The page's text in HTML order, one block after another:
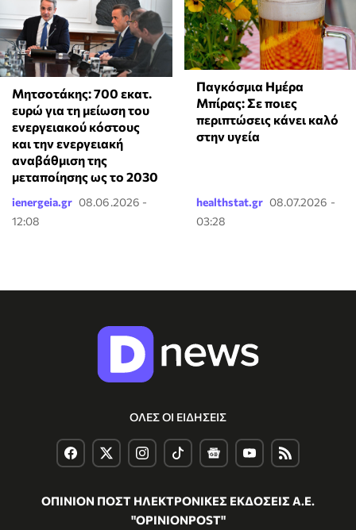
Μητσοτάκης: 700 εκατ.
ευρώ για τη μείωση του
ενεργειακού κόστους
και την ενεργειακή
αναβάθμιση της
μεταποίησης ως το 2030
ienergeia.gr 08.06.2026 -
12:08
Παγκόσμια Ημέρα
Μπίρας: Σε ποιες
περιπτώσεις κάνει καλό
στην υγεία
healthstat.gr 08.07.2026 -
03:28
ΟΛΕΣ ΟΙ ΕΙΔΗΣΕΙΣ
ΟΠΙΝΙΟΝ ΠΟΣΤ ΗΛΕΚΤΡΟΝΙΚΕΣ ΕΚΔΟΣΕΙΣ Α.Ε.
"OPINIONPOST"